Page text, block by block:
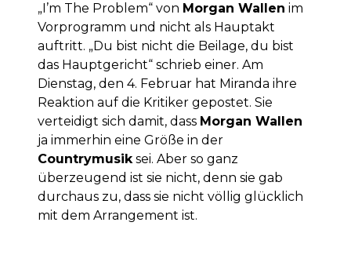
„I’m The Problem“ von Morgan Wallen im
Vorprogramm und nicht als Hauptakt
auftritt. „Du bist nicht die Beilage, du bist
das Hauptgericht“ schrieb einer. Am
Dienstag, den 4. Februar hat Miranda ihre
Reaktion auf die Kritiker gepostet. Sie
verteidigt sich damit, dass Morgan Wallen
ja immerhin eine Größe in der
Countrymusiksei. Aber so ganz
überzeugend ist sie nicht, denn sie gab
durchaus zu, dass sie nicht völlig glücklich
mit dem Arrangement ist.